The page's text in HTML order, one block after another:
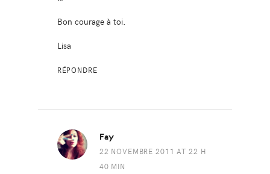
Bon courage à toi.
Lisa
RÉPONDRE
Fay
22 NOVEMBRE 2011 AT 22 H
40 MIN